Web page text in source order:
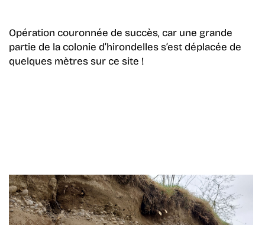
Opération couronnée de succès, car une grande
partie de la colonie d’hirondelles s’est déplacée de
quelques mètres sur ce site !